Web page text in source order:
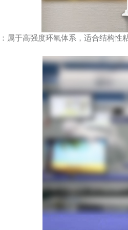
：属于高强度环氧体系，适合结构